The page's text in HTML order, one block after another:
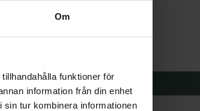
Om
funktioner för
information från din enhet
tur kombinera informationen
kr
Köp via ditt recept